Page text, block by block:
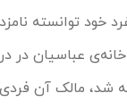
خود توانسته
عباسیان در
شد، مالک آن